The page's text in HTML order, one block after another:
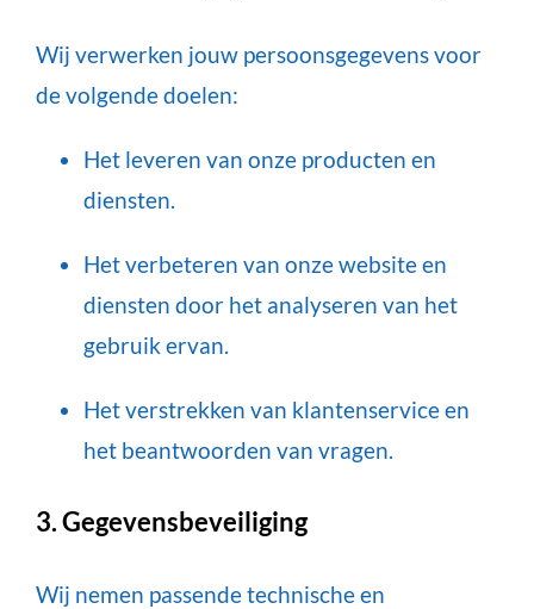
Wij verwerken jouw persoonsgegevens voor
de volgende doelen:
Het leveren van onze producten en
diensten.
Het verbeteren van onze website en
diensten door het analyseren van het
gebruik ervan.
Het verstrekken van klantenservice en
het beantwoorden van vragen.
3. Gegevensbeveiliging
Wij nemen passende technische en